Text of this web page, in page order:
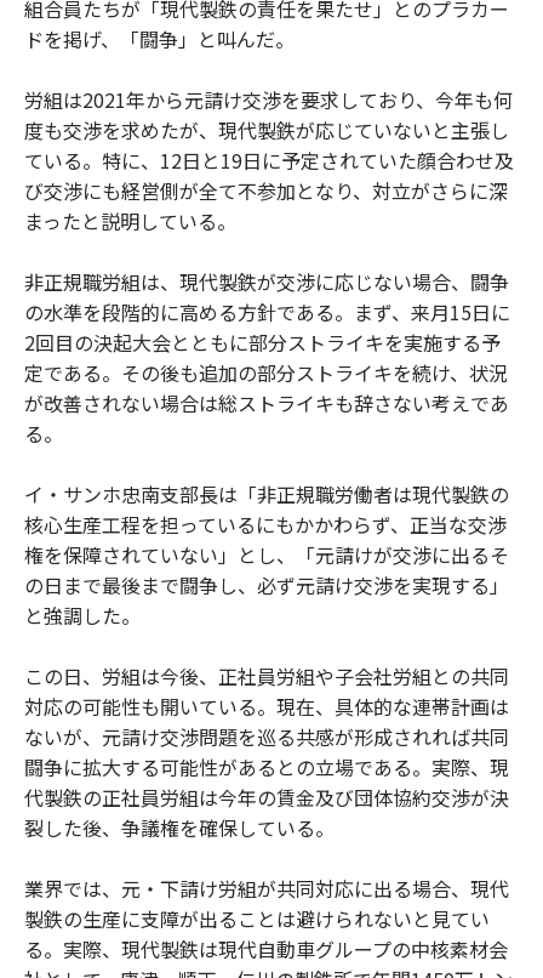
組合員たちが「現代製鉄の責任を果たせ」とのプラカー
ドを掲げ、「闘争」と叫んだ。
労組は2021年から元請け交渉を要求しており、今年も何
度も交渉を求めたが、現代製鉄が応じていないと主張し
ている。特に、12日と19日に予定されていた顔合わせ及
び交渉にも経営側が全て不参加となり、対立がさらに深
まったと説明している。
非正規職労組は、現代製鉄が交渉に応じない場合、闘争
の水準を段階的に高める方針である。まず、来月15日に
2回目の決起大会とともに部分ストライキを実施する予
定である。その後も追加の部分ストライキを続け、状況
が改善されない場合は総ストライキも辞さない考えであ
る。
イ・サンホ忠南支部長は「非正規職労働者は現代製鉄の
核心生産工程を担っているにもかかわらず、正当な交渉
権を保障されていない」とし、「元請けが交渉に出るそ
の日まで最後まで闘争し、必ず元請け交渉を実現する」
と強調した。
この日、労組は今後、正社員労組や子会社労組との共同
対応の可能性も開いている。現在、具体的な連帯計画は
ないが、元請け交渉問題を巡る共感が形成されれば共同
闘争に拡大する可能性があるとの立場である。実際、現
代製鉄の正社員労組は今年の賃金及び団体協約交渉が決
裂した後、争議権を確保している。
業界では、元・下請け労組が共同対応に出る場合、現代
製鉄の生産に支障が出ることは避けられないと見てい
る。実際、現代製鉄は現代自動車グループの中核素材会